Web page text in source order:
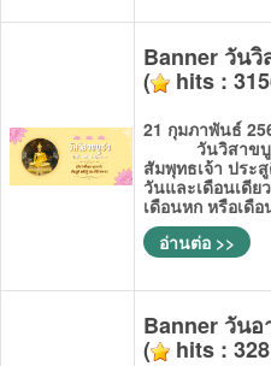
Banner วัน
( hits :
21 กุมภาพันธ์
วันวิสาขบูชา
สัมพุทธเจ้า ประ
วันและเดือนเดี
เดือนหก หรือเดื
อ่านต่อ >>
Banner วัน
( hits :